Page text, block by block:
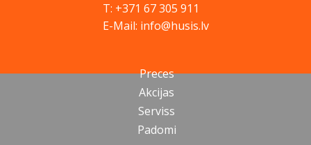
T: +371 67 305 911
E-Mail: info@husis.lv
Preces
Akcijas
Serviss
Padomi